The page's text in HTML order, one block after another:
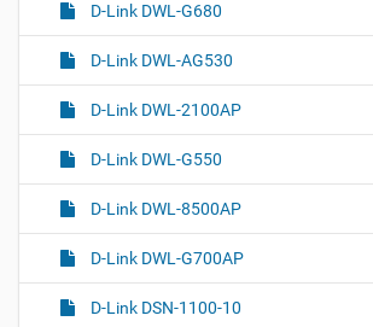
D-Link DWL-G680
D-Link DWL-AG530
D-Link DWL-2100AP
D-Link DWL-G550
D-Link DWL-8500AP
D-Link DWL-G700AP
D-Link DSN-1100-10